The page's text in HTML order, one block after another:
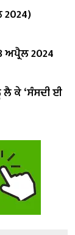
2024)
2024
ਲੈ ਕੇ ‘ਸੰਸਦੀ ਈ